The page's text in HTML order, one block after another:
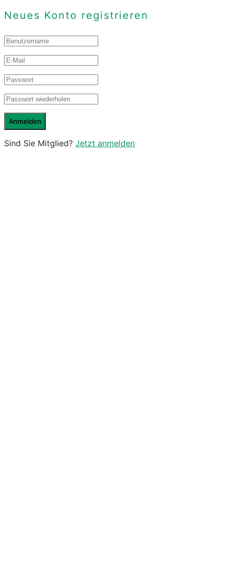
Neues Konto registrieren
Sind Sie Mitglied? Jetzt anmelden